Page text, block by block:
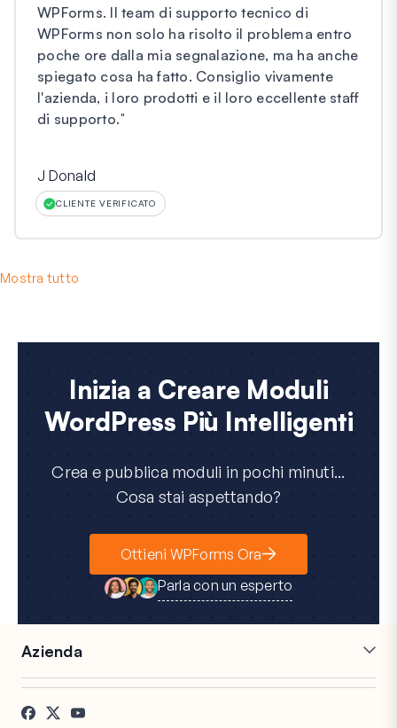
WPForms. Il team di supporto tecnico di
WPForms non solo ha risolto il problema entro
poche ore dalla mia segnalazione, ma ha anche
spiegato cosa ha fatto. Consiglio vivamente
l'azienda, i loro prodotti e il loro eccellente staff
di supporto."
J Donald
CLIENTE VERIFICATO
Mostra tutto
Inizia a Creare Moduli
WordPress Più Intelligenti
Crea e pubblica moduli in pochi minuti...
Cosa stai aspettando?
Ottieni WPForms Ora
Parla con un esperto
Azienda
Carriere
Testimonianze
Affiliati